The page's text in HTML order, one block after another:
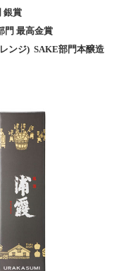
銀賞
門 最高金賞
ンジ) SAKE部門本醸造